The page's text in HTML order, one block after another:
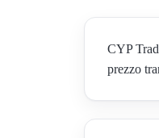
CYP
prezzo